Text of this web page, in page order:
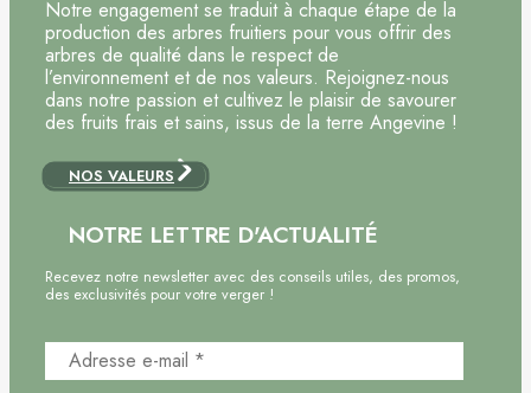
Notre engagement se traduit à chaque étape de la
production des arbres fruitiers pour vous offrir des
arbres de qualité dans le respect de
l’environnement et de nos valeurs. Rejoignez-nous
dans notre passion et cultivez le plaisir de savourer
des fruits frais et sains, issus de la terre Angevine !
NOS VALEURS
NOTRE LETTRE D'ACTUALITÉ
Recevez notre newsletter avec des conseils utiles, des promos,
des exclusivités pour votre verger !